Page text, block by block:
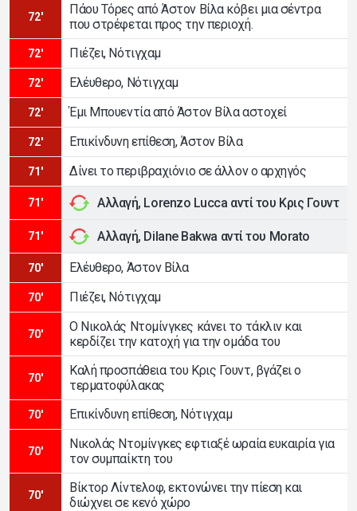
72'
Πάου Τόρες από Άστον Βίλα κόβει μια σέντρα
που στρέφεται προς την περιοχή.
72' Πιέζει, Νότιγχαμ
72' Ελέυθερο, Νότιγχαμ
72' Έμι Μπουεντία από Άστον Βίλα αστοχεί
72' Επικίνδυνη επίθεση, Άστον Βίλα
71' Δίνει το περιβραχιόνιο σε άλλον ο αρχηγός
71' Αλλαγή, Lorenzo Lucca αντί του Κρις Γουντ
71' Αλλαγή, Dilane Bakwa αντί του Morato
70' Ελέυθερο, Άστον Βίλα
70' Πιέζει, Νότιγχαμ
70'
Ο Νικολάς Ντομίνγκες κάνει το τάκλιν και
κερδίζει την κατοχή για την ομάδα του
70'
Καλή προσπάθεια του Κρις Γουντ, βγάζει ο
τερματοφύλακας
70' Επικίνδυνη επίθεση, Νότιγχαμ
70'
Νικολάς Ντομίνγκες εφτιαξέ ωραία ευκαιρία για
τον συμπαίκτη του
70'
Βίκτορ Λίντελοφ, εκτονώνει την πίεση και
διώχνει σε κενό χώρο